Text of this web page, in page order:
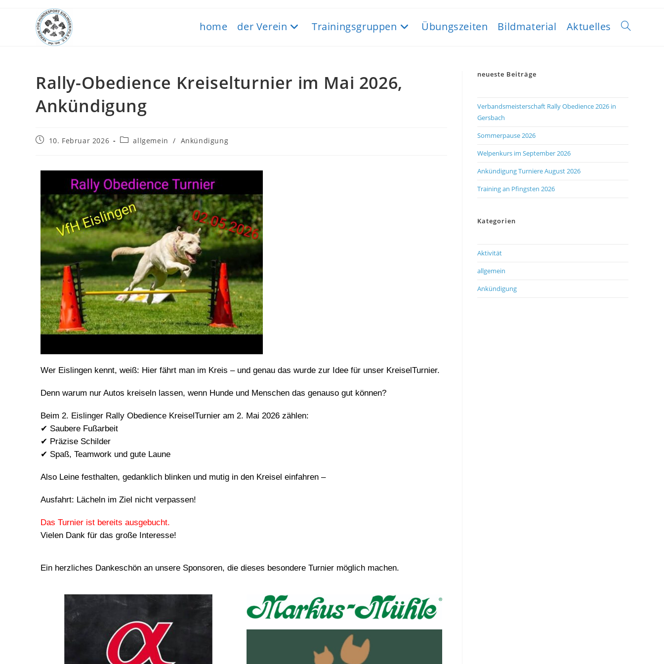
home der Verein Trainingsgruppen Übungszeiten Bildmaterial Aktuelles
Rally-Obedience Kreiselturnier im Mai 2026,
Ankündigung
10. Februar 2026 allgemein / Ankündigung
Wer Eislingen kennt, weiß: Hier fährt man im Kreis – und genau das wurde zur Idee für unser KreiselTurnier.
Denn warum nur Autos kreiseln lassen, wenn Hunde und Menschen das genauso gut können?
Beim 2. Eislinger Rally Obedience KreiselTurnier am 2. Mai 2026 zählen:
✔ Saubere Fußarbeit
✔ Präzise Schilder
✔ Spaß, Teamwork und gute Laune
Also Leine festhalten, gedanklich blinken und mutig in den Kreisel einfahren –
Ausfahrt: Lächeln im Ziel nicht verpassen!
Das Turnier ist bereits ausgebucht.
Vielen Dank für das große Interesse!
Ein herzliches Dankeschön an unsere Sponsoren, die dieses besondere Turnier möglich machen.
neueste Beiträge
Verbandsmeisterschaft Rally Obedience 2026 in
Gersbach
Sommerpause 2026
Welpenkurs im September 2026
Ankündigung Turniere August 2026
Training an Pfingsten 2026
Kategorien
Aktivität
allgemein
Ankündigung